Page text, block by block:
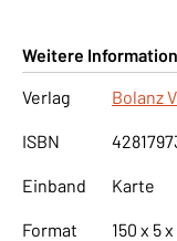
Weitere
Verlag
Bolanz
ISBN
Einband Karte
Format 150 x 5 x